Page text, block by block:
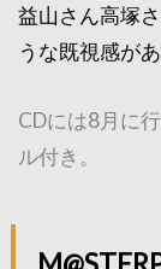
益山さん高塚
うな既視感が
CDには8月に
ル付き。